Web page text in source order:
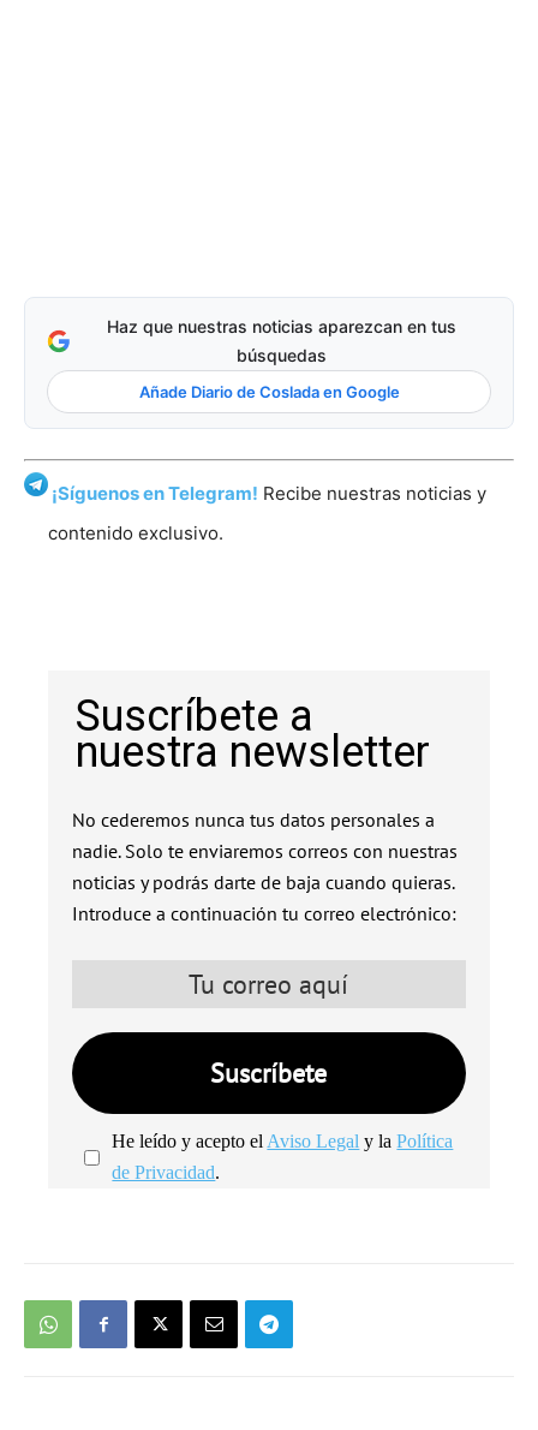
Haz que nuestras noticias aparezcan en tus
búsquedas
Añade Diario de Coslada en Google
¡Síguenos en Telegram! Recibe nuestras noticias y
contenido exclusivo.
Suscríbete a
nuestra newsletter
No cederemos nunca tus datos personales a
nadie. Solo te enviaremos correos con nuestras
noticias y podrás darte de baja cuando quieras.
Introduce a continuación tu correo electrónico:
He leído y acepto el Aviso Legal y laPolítica
de Privacidad.